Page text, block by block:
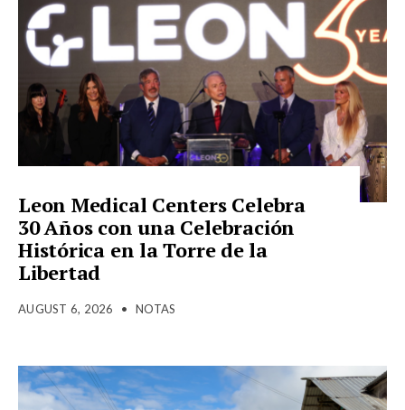
Leon Medical Centers Celebra
30 Años con una Celebración
Histórica en la Torre de la
Libertad
AUGUST 6, 2026 • NOTAS